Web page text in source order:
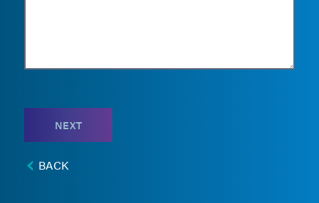
NEXT
BACK